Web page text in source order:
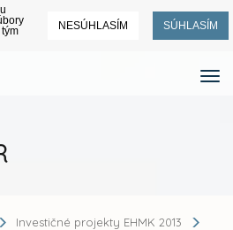
NESÚHLASÍM SÚHLASÍM
Investičné projekty EHMK 2013